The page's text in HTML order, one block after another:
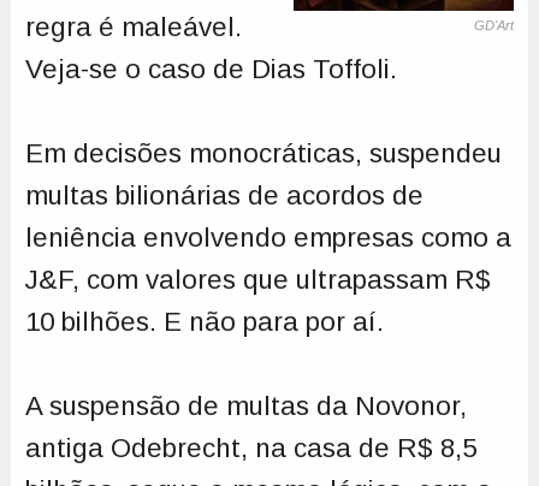
GD'Art
regra é maleável.
Veja-se o caso de Dias Toffoli.
Em decisões monocráticas, suspendeu
multas bilionárias de acordos de
leniência envolvendo empresas como a
J&F, com valores que ultrapassam R$
10 bilhões. E não para por aí.
A suspensão de multas da Novonor,
antiga Odebrecht, na casa de R$ 8,5